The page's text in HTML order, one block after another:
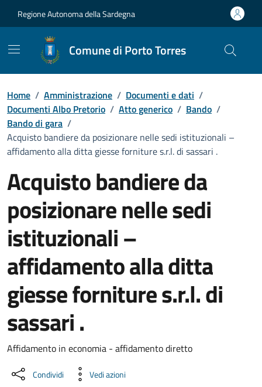
Regione Autonoma della Sardegna
Comune di Porto Torres
Home / Amministrazione / Documenti e dati /
Documenti Albo Pretorio / Atto generico / Bando /
Bando di gara /
Acquisto bandiere da posizionare nelle sedi istituzionali –
affidamento alla ditta giesse forniture s.r.l. di sassari .
Acquisto bandiere da
posizionare nelle sedi
istituzionali –
affidamento alla ditta
giesse forniture s.r.l. di
sassari .
Dettaglio del documento
Affidamento in economia - affidamento diretto
Condividi Vedi azioni